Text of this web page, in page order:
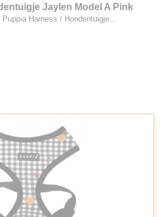
Jaylen Model A Pink
Harness / Hondentuigje…